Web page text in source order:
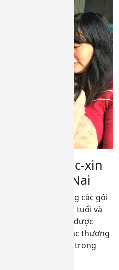
mục gói vắc-xin
khoa Đồng Nai
xây dựng đa dạng các gói
lớn ở nhiều độ tuổi và
với nguồn vắc-xin được
gốc xuất xứ từ các thương
nước, bảo quản tốt trong